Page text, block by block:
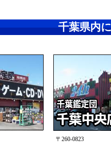
千葉県内
〒260-0823